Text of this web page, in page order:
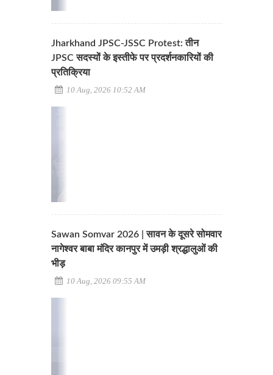
Jharkhand JPSC-JSSC Protest: तीन
JPSC सदस्यों के इस्तीफे पर प्रदर्शनकारियों की
प्रतिक्रिया
10 Aug, 2026 10:52 AM
Sawan Somvar 2026 | सावन के दूसरे सोमवार
नागेश्वर बाबा मंदिर कानपुर में उमड़ी श्रद्धालुओं की
भीड़
10 Aug, 2026 09:55 AM